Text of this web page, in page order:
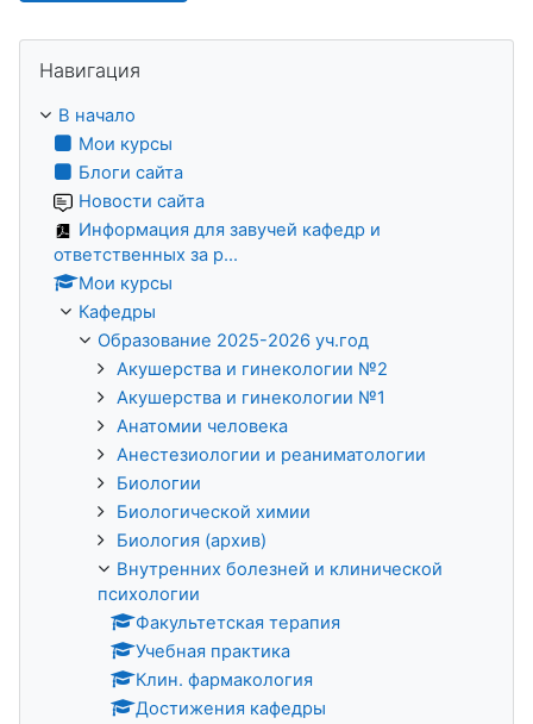
Навигация
В начало
Мои курсы
Блоги сайта
Новости сайта
Информация для завучей кафедр и
ответственных за р...
Мои курсы
Кафедры
Образование 2025-2026 уч.год
Акушерства и гинекологии №2
Акушерства и гинекологии №1
Анатомии человека
Анестезиологии и реаниматологии
Биологии
Биологической химии
Биология (архив)
Внутренних болезней и клинической
психологии
Факультетская терапия
Учебная практика
Клин. фармакология
Достижения кафедры